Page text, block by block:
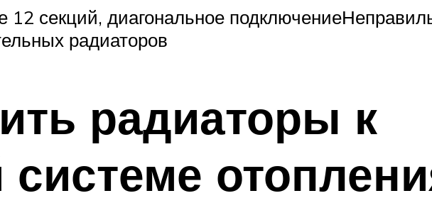
12 секций, диагональное
радиаторов
радиаторы к